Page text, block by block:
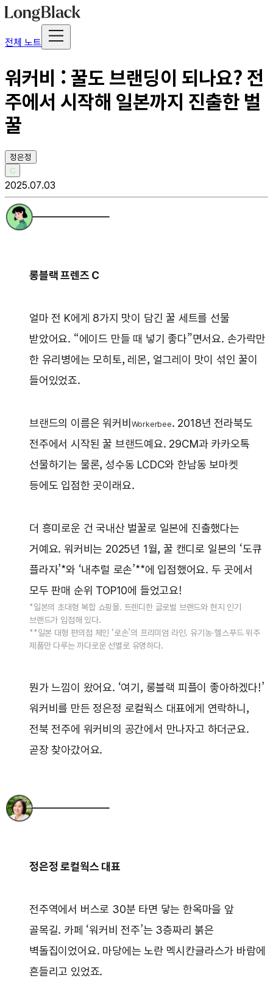
전체 노트
워커비 : 꿀도 브랜딩이 되나요? 전
주에서 시작해 일본까지 진출한 벌
꿀
정은정
C
2025.07.03
롱블랙 프렌즈 C
얼마 전 K에게 8가지 맛이 담긴 꿀 세트를 선물
받았어요. “에이드 만들 때 넣기 좋다”면서요. 손가락만
한 유리병에는 모히토, 레몬, 얼그레이 맛이 섞인 꿀이
들어있었죠.
브랜드의 이름은 워커비 Workerbee. 2018년 전라북도
전주에서 시작된 꿀 브랜드예요. 29CM과 카카오톡
선물하기는 물론, 성수동 LCDC와 한남동 보마켓
등에도 입점한 곳이래요.
더 흥미로운 건 국내산 벌꿀로 일본에 진출했다는
거예요. 워커비는 2025년 1월, 꿀 캔디로 일본의 ‘도큐
플라자’*와 ‘내추럴 로손’**에 입점했어요. 두 곳에서
모두 판매 순위 TOP10에 들었고요!
*일본의 초대형 복합 쇼핑몰. 트렌디한 글로벌 브랜드와 현지 인기
브랜드가 입점해 있다.
**일본 대형 편의점 체인 ‘로손’의 프리미엄 라인. 유기농·헬스푸드 위주
제품만 다루는 까다로운 선별로 유명하다.
뭔가 느낌이 왔어요. ‘여기, 롱블랙 피플이 좋아하겠다!’
워커비를 만든 정은정 로컬웍스 대표에게 연락하니,
전북 전주에 워커비의 공간에서 만나자고 하더군요.
곧장 찾아갔어요.
정은정 로컬웍스 대표
전주역에서 버스로 30분 타면 닿는 한옥마을 앞
골목길. 카페 ‘워커비 전주’는 3층짜리 붉은
벽돌집이었어요. 마당에는 노란 멕시칸글라스가 바람에
흔들리고 있었죠.